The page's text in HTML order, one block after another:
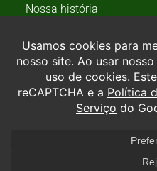
Nossa história
Mais informações
Entre em contato conosco
Perguntas frequentes